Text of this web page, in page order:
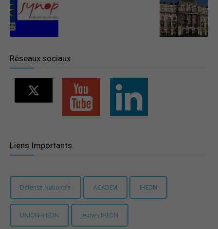
Paris
France
Réseaux sociaux
Liens Importants
Défense Nationale ACADEM IHEDN
UNION-IHEDN Jeunes IHEDN